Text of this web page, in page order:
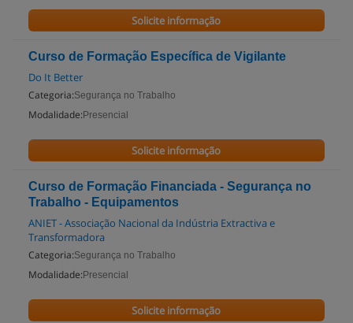
Solicite informação
Curso de Formação Específica de Vigilante
Do It Better
Categoria:Segurança no Trabalho
Modalidade: Presencial
Solicite informação
Curso de Formação Financiada - Segurança no
Trabalho - Equipamentos
ANIET - Associação Nacional da Indústria Extractiva e
Transformadora
Categoria:Segurança no Trabalho
Modalidade: Presencial
Solicite informação